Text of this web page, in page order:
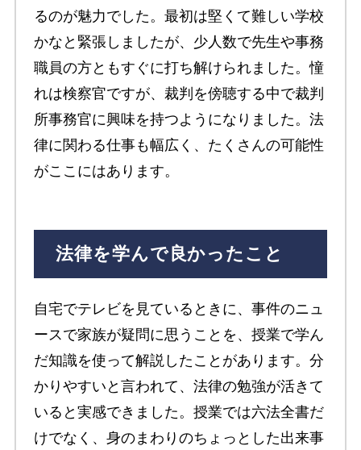
るのが魅力でした。最初は堅くて難しい学校
かなと緊張しましたが、少人数で先生や事務
職員の方ともすぐに打ち解けられました。憧
れは検察官ですが、裁判を傍聴する中で裁判
所事務官に興味を持つようになりました。法
律に関わる仕事も幅広く、たくさんの可能性
がここにはあります。
法律を学んで良かったこと
自宅でテレビを見ているときに、事件のニュ
ースで家族が疑問に思うことを、授業で学ん
だ知識を使って解説したことがあります。分
かりやすいと言われて、法律の勉強が活きて
いると実感できました。授業では六法全書だ
けでなく、身のまわりのちょっとした出来事